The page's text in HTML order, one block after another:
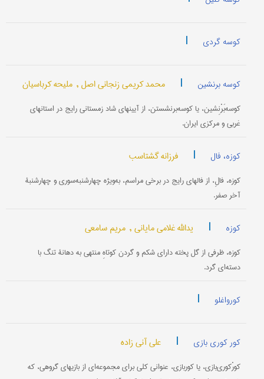
کوسه گردی |
کوسه برنشین | محمد کریمی زنجانی اصل , ملیحه کرباسیان
کوسه‌بَرْنِشین، یا کوسه‌برنشستن، از آیینهای شاد زمستانی رایج در استانهای
غربی و مرکزی ایران.
کوزه، فال | فرزانه گشتاسب
کوزه، فالِ، از فالهای رایج در برخی مراسم، به‌ویژه چهارشنبه‌سوری و چهارشنبۀ
آخر صفر.
کوزه | یدالله غلامی مایانی , مریم سامعی
کوزه، ظرفی از گل پخته دارای شکم و گردن کوتاهِ منتهی به دهانۀ تنگ با
دسته‌ای گرد.
کورواغلو |
کور کوری بازی | علی آنی زاده
کورْکوری‌بازی، یا کوربازی، عنوانی کلی برای مجموعه‌ای از بازیهای گروهی، که